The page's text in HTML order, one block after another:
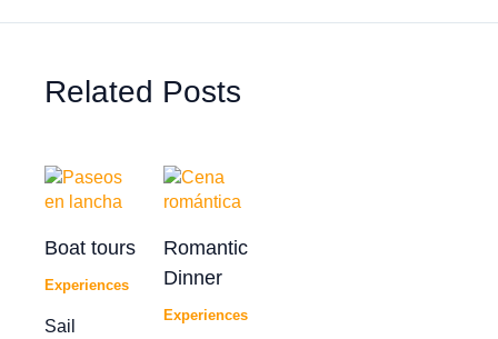
Related Posts
Boat tours
Experiences
Sail
Romantic
Dinner
Experiences